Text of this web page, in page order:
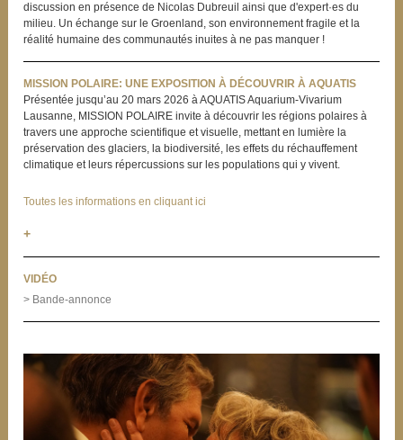
discussion en présence de Nicolas Dubreuil ainsi que d'expert·es du
milieu. Un échange sur le Groenland, son environnement fragile et la
réalité humaine des communautés inuites à ne pas manquer !
MISSION POLAIRE: UNE EXPOSITION À DÉCOUVRIR À AQUATIS
Présentée jusqu’au 20 mars 2026 à AQUATIS Aquarium-Vivarium
Lausanne, MISSION POLAIRE invite à découvrir les régions polaires à
travers une approche scientifique et visuelle, mettant en lumière la
préservation des glaciers, la biodiversité, les effets du réchauffement
climatique et leurs répercussions sur les populations qui y vivent.
Toutes les informations en cliquant ici
+
VIDÉO
> Bande-annonce